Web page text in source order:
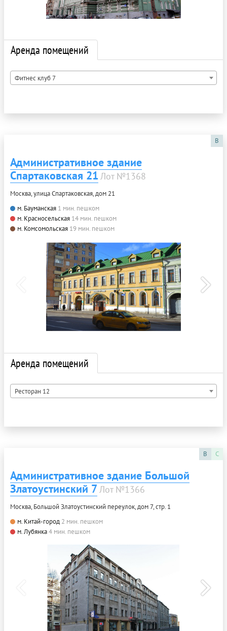
Аренда помещений
Фитнес клуб 7
B
Административное здание
Спартаковская 21 Лот №1368
Москва, улица Спартаковская, дом 21
м. Бауманская 1 мин. пешком
м. Красносельская 14 мин. пешком
м. Комсомольская 19 мин. пешком
Аренда помещений
Ресторан 12
B C
Административное здание Большой
Златоустинский 7Лот №1366
Москва, Большой Златоустинский переулок, дом 7, стр. 1
м. Китай-город 2 мин. пешком
м. Лубянка4 мин. пешком